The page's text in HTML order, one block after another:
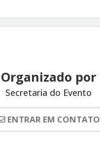
Organizado por
Secretaria do Evento
ENTRAR EM CONTATO